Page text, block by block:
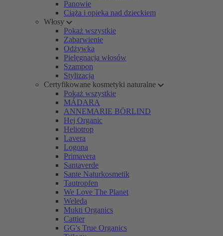
Panowie
Ciąża i opieka nad dzieckiem
Włosy
Pokaż wszystkie
Zabarwienie
Odżywka
Pielęgnacja włosów
Szampon
Stylizacja
Certyfikowane kosmetyki naturalne
Pokaż wszystkie
MÁDARA
ANNEMARIE BÖRLIND
Hej Organic
Heliotrop
Lavera
Logona
Primavera
Santaverde
Sante Naturkosmetik
Tautropfen
We Love The Planet
Weleda
Mukti Organics
Cattier
GG's True Organics